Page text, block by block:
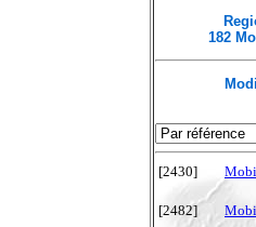
182
[2430]
[2482]